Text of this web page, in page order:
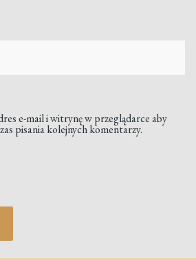
e-mail i witrynę w przeglądarce aby
pisania kolejnych komentarzy.